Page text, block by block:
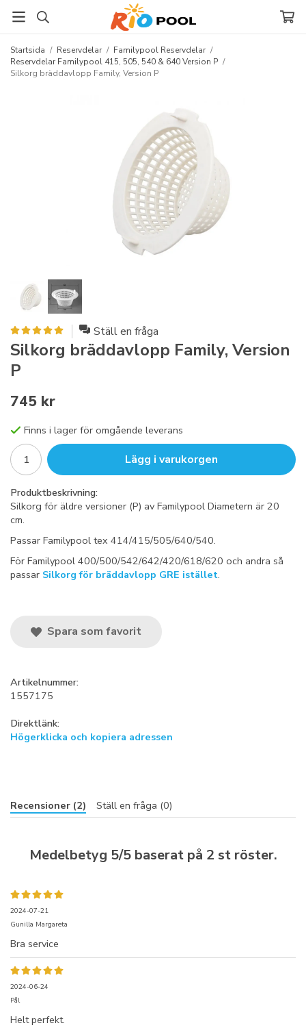
Startsida / Reservdelar / Familypool Reservdelar /
Reservdelar Familypool 415, 505, 540 & 640 Version P /
Silkorg bräddavlopp Family, Version P
Ställ en fråga
Silkorg bräddavlopp Family, Version
P
745 kr
Finns i lager för omgående leverans
Lägg i varukorgen
Produktbeskrivning:
Silkorg för äldre versioner (P) av Familypool Diametern är 20
cm.
Passar Familypool tex 414/415/505/640/540.
För Familypool 400/500/542/642/420/618/620 och andra så
passar Silkorg för bräddavlopp GRE istället.
Spara som favorit
Artikelnummer:
1557175
Direktlänk:
Högerklicka och kopiera adressen
Recensioner (2) Ställ en fråga (0)
Medelbetyg 5/5 baserat på 2 st röster.
2024-07-21
Gunilla Margareta
Bra service
2024-06-24
Pål
Helt perfekt.